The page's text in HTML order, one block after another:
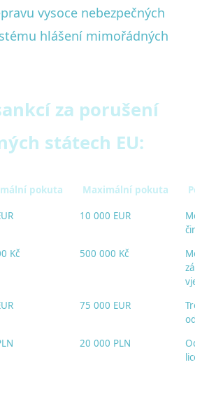
vysoce nebezpečných
hlášení mimořádných
za porušení
státech EU:
pokuta Maximální pokuta
10 000 EUR
Kč 500 000 Kč
75 000 EUR
20 000 PLN